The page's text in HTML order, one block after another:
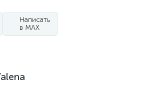
Написать
в MAX